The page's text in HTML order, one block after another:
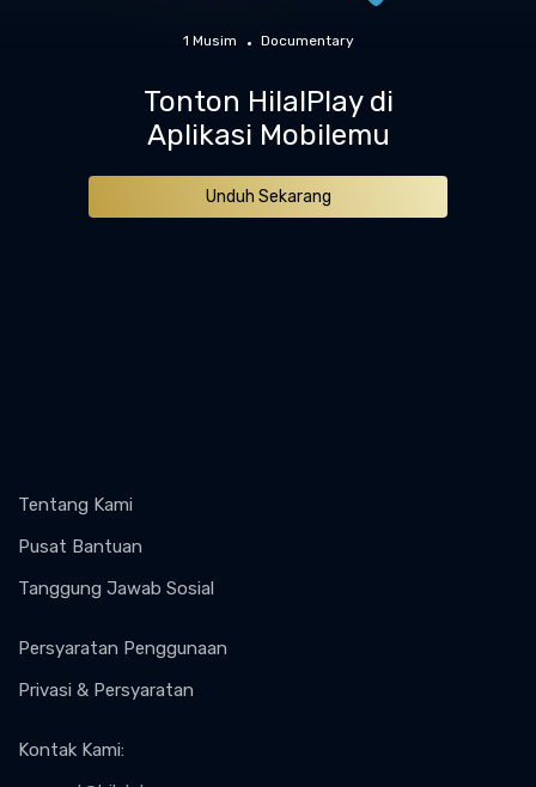
1 Musim Documentary
Tonton HilalPlay di
Aplikasi Mobilemu
Unduh Sekarang
Tentang Kami
Pusat Bantuan
Tanggung Jawab Sosial
Persyaratan Penggunaan
Privasi & Persyaratan
Kontak Kami: